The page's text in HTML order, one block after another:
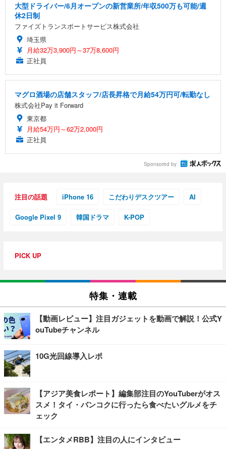
大型ドライバー/6月オープンの新営業所/年収500万も可能/週
休2日制
ファイズトランスポートサービス株式会社
埼玉県
月給32万3,900円～37万8,600円
正社員
マグロ酒場の店舗スタッフ/店長昇格で月給54万円可/転勤なし
株式会社Pay it Forward
東京都
月給54万円～62万2,000円
正社員
Sponsored by
注目の話題 iPhone 16 こだわりデスクツアー AI
Google Pixel 9 韓国ドラマ K-POP
PICK UP
特集・連載
【動画レビュー】注目ガジェットを動画で解説！公式Y
ouTubeチャンネル
10G光回線導入レポ
【アジア美食レポート】編集部注目のYouTuberがオス
スメ！タイ・バンコクに行ったら食べたいグルメをチ
ェック
【エンタメRBB】注目の人にインタビュー